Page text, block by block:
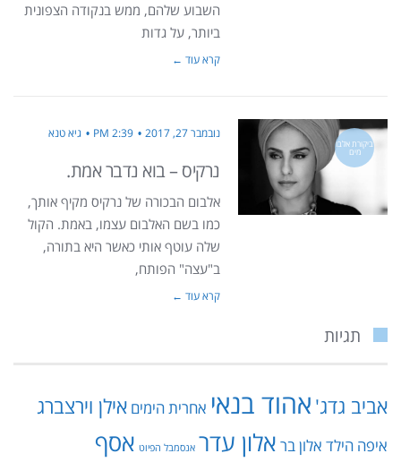
השבוע שלהם, ממש בנקודה הצפונית
ביותר, על גדות
קרא עוד ←
ביקורת אלבו
מים
נובמבר 27, 2017 2:39 PM גיא טנא
נרקיס – בוא נדבר אמת.
אלבום הבכורה של נרקיס מקיף אותך,
כמו בשם האלבום עצמו, באמת. הקול
שלה עוטף אותי כאשר היא בתורה,
ב"עצה" הפותח,
קרא עוד ←
תגיות
אביב גדג' אהוד בנאי אחרית הימים אילן וירצברג
איפה הילד אלון בר אלון עדר אנסמבל הפיוט אסף